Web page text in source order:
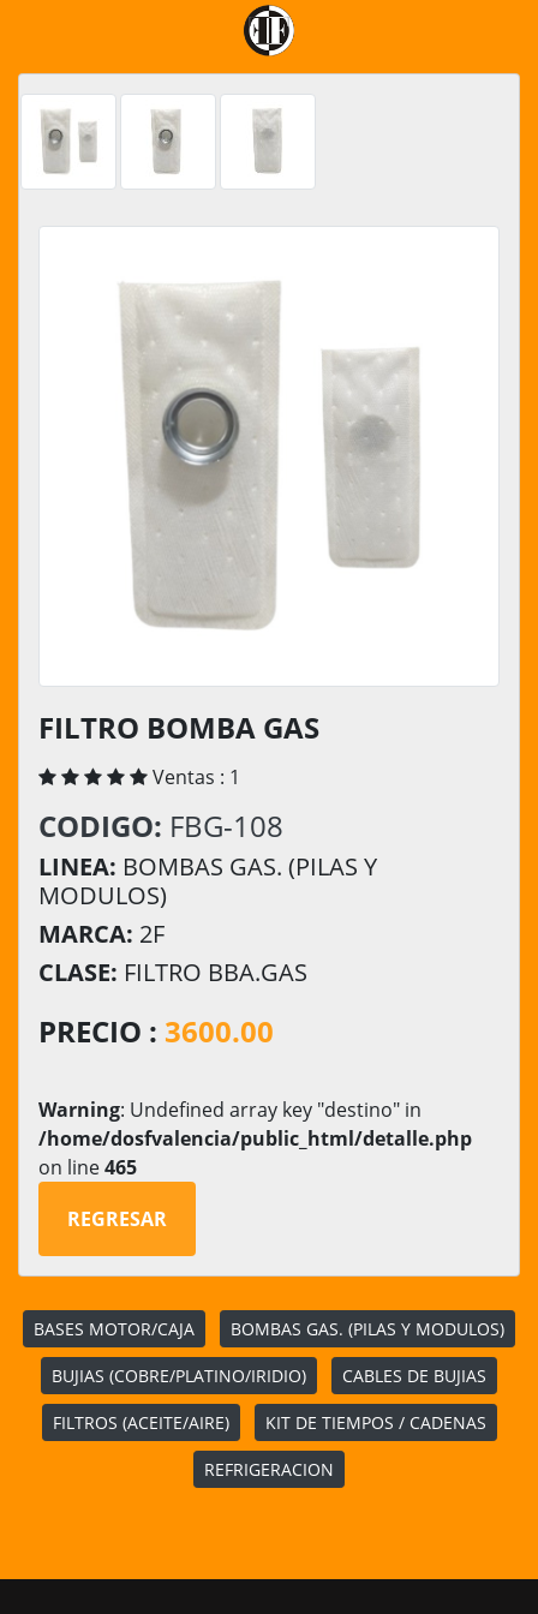
FILTRO BOMBA GAS
Ventas : 1
CODIGO: FBG-108
LINEA: BOMBAS GAS. (PILAS Y
MODULOS)
MARCA: 2F
CLASE: FILTRO BBA.GAS
PRECIO : 3600.00
Warning: Undefined array key "destino" in
/home/dosfvalencia/public_html/detalle.php
on line465
REGRESAR
BASES MOTOR/CAJA BOMBAS GAS. (PILAS Y MODULOS)
BUJIAS (COBRE/PLATINO/IRIDIO) CABLES DE BUJIAS
FILTROS (ACEITE/AIRE) KIT DE TIEMPOS / CADENAS
REFRIGERACION